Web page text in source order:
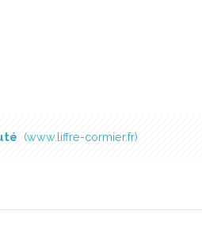
www.liffre-cormier.fr